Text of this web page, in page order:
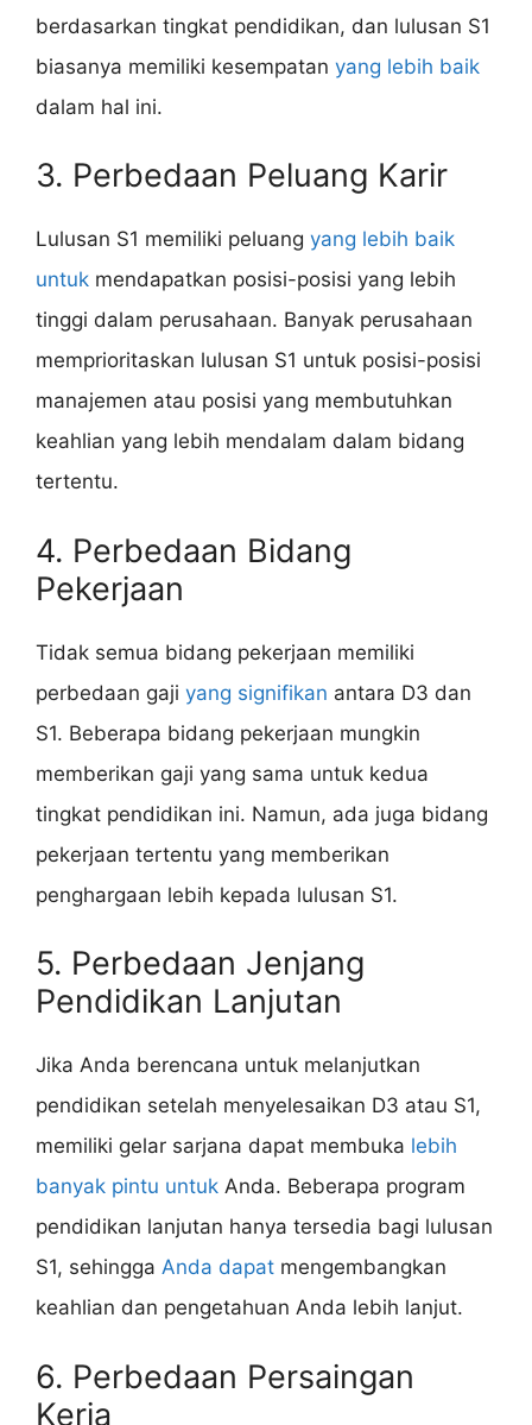
berdasarkan tingkat pendidikan, dan lulusan S1
biasanya memiliki kesempatan yang lebih baik
dalam hal ini.
3. Perbedaan Peluang Karir
Lulusan S1 memiliki peluang yang lebih baik
untuk mendapatkan posisi-posisi yang lebih
tinggi dalam perusahaan. Banyak perusahaan
memprioritaskan lulusan S1 untuk posisi-posisi
manajemen atau posisi yang membutuhkan
keahlian yang lebih mendalam dalam bidang
tertentu.
4. Perbedaan Bidang
Pekerjaan
Tidak semua bidang pekerjaan memiliki
perbedaan gaji yang signifikan antara D3 dan
S1. Beberapa bidang pekerjaan mungkin
memberikan gaji yang sama untuk kedua
tingkat pendidikan ini. Namun, ada juga bidang
pekerjaan tertentu yang memberikan
penghargaan lebih kepada lulusan S1.
5. Perbedaan Jenjang
Pendidikan Lanjutan
Jika Anda berencana untuk melanjutkan
pendidikan setelah menyelesaikan D3 atau S1,
memiliki gelar sarjana dapat membuka lebih
banyak pintu untuk Anda. Beberapa program
pendidikan lanjutan hanya tersedia bagi lulusan
S1, sehingga Anda dapat mengembangkan
keahlian dan pengetahuan Anda lebih lanjut.
6. Perbedaan Persaingan
Kerja